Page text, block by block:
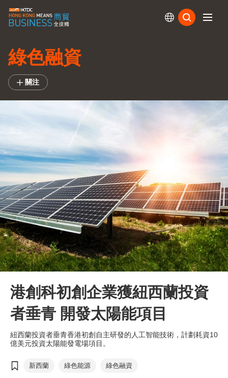
綠色融資
關注
港創科初創企業獲紐西蘭投資
者垂青 開發太陽能項目
紐西蘭投資者垂青香港初創自主研發的人工智能技術，計劃耗資10
億美元投資太陽能發電場項目。
新西蘭 綠色能源 綠色融資